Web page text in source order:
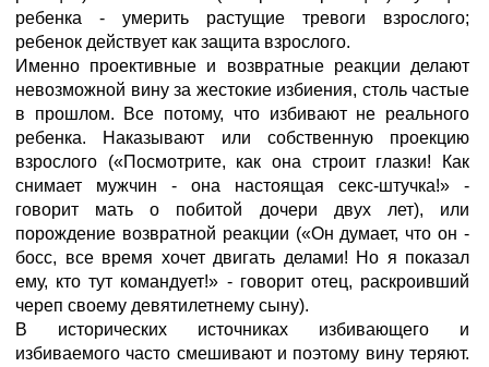
ребенка - умерить растущие тревоги взрослого;
ребенок действует как защита взрослого.
Именно проективные и возвратные реакции делают
невозможной вину за жестокие избиения, столь частые
в прошлом. Все потому, что избивают не реального
ребенка. Наказывают или собственную проекцию
взрослого («Посмотрите, как она строит глазки! Как
снимает мужчин - она настоящая секс-штучка!» -
говорит мать о побитой дочери двух лет), или
порождение возвратной реакции («Он думает, что он -
босс, все время хочет двигать делами! Но я показал
ему, кто тут командует!» - говорит отец, раскроивший
череп своему девятилетнему сыну).
В исторических источниках избивающего и
избиваемого часто смешивают и поэтому вину теряют.